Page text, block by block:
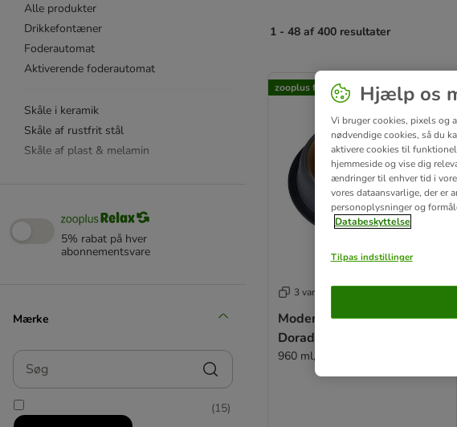
Alle produkter
Drikkefontæner
Foderautomat
Aktiverende foderautomat
Skåle i keramik
Skåle af rustfrit stål
Skåle af plast & melamin
Dækkeserviet
Drinkwell
SureFeed
5% rabat på hver
abonnementsvare
Mærke
Søg
(15)
1 - 48 af 400 resultater
product items have been changed
zooplus favorit
3 varianter
Modern Living madskål El
Dorado
960 ml, Ø 26 cm
Hjælp os
Vi bruger cookies, pixels og
nødvendige cookies, så du
aktivere cookies til
hjemmeside og vise dig
ændringer til enhver tid i
vores dataansvarlige, der er
personoplysninger og
Databeskyttelse
Tilpas indstillinger